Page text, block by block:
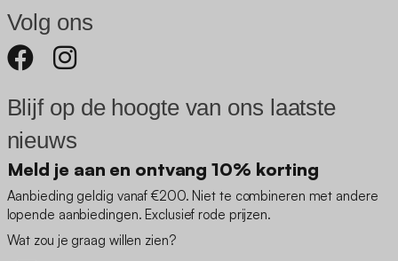
Volg ons
Blijf op de hoogte van ons laatste
nieuws
Meld je aan en ontvang 10% korting
Aanbieding geldig vanaf €200. Niet te combineren met andere
lopende aanbiedingen. Exclusief rode prijzen.
Wat zou je graag willen zien?